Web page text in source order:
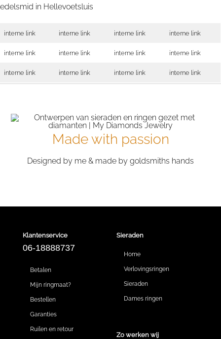
edelsmid in Hellevoetsluis
interne link interne link interne link interne link
interne link interne link interne link interne link
interne link interne link interne link interne link
Made with passion
Designed by me & made by goldsmiths hands
Klantenservice
06-18888737
Betalen
Mijn ringmaat?
Bestellen
Garanties
Ruilen en retour
Sieraden
Home
Verlovingsringen
Sieraden
Dames ringen
Zo werken wij